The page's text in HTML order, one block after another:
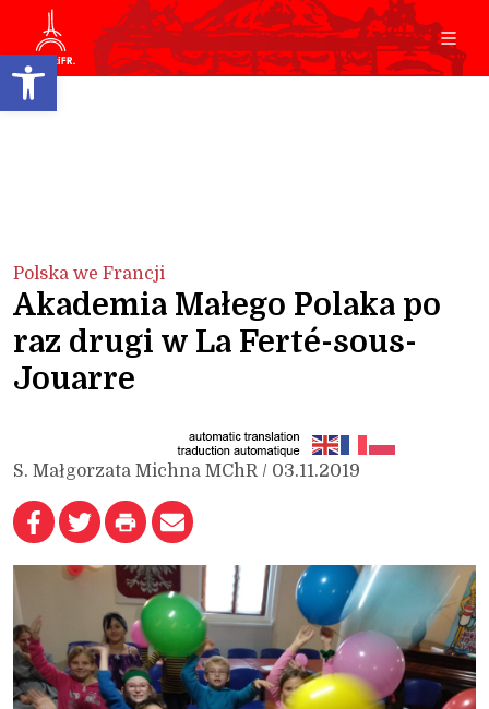
Open toolbar
Polska we Francji
Akademia Małego Polaka po
raz drugi w La Ferté-sous-
Jouarre
S. Małgorzata Michna MChR / 03.11.2019